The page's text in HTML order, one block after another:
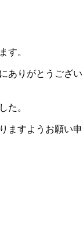
す。
ありがとうござい
た。
ますようお願い申